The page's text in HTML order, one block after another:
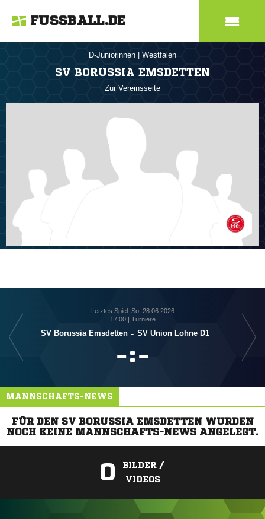
FUSSBALL.DE
D-Juniorinnen Westfalen
SV BORUSSIA EMSDETTEN
Zur Vereinsseite
Letztes Spiel: So, 28.06.2026
17:00 | Turniere
SV Borussia Emsdetten - SV Union Lohne D1
:
MANNSCHAFTS-NEWS
FÜR DEN SV BORUSSIA EMSDETTEN WURDEN
NOCH KEINE MANNSCHAFTS-NEWS ANGELEGT.
0
BILDER /
VIDEOS